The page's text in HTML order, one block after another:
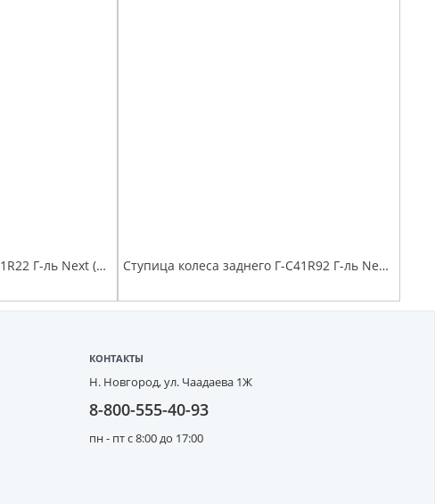
Наконечник рулевой Г-А21R22 Г-ль Next (аналог .ВМ-G-3414056) Ступица колеса заднего Г-C41R92 Г-ль Next 4,6т в сборе с АБС, подшипником и шпильками
КОНТАКТЫ
Н. Новгород,ул. Чаадаева 1Ж
8-800-555-40-93
пн - пт с 8:00 до 17:00